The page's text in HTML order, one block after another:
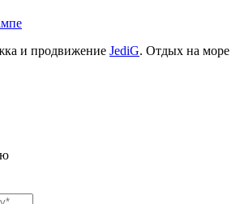
и продвижение JediG. Отдых на море